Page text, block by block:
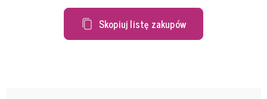
Skopiuj listę zakupów